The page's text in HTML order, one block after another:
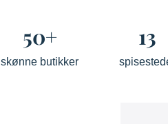
50+
skønne butikker
13